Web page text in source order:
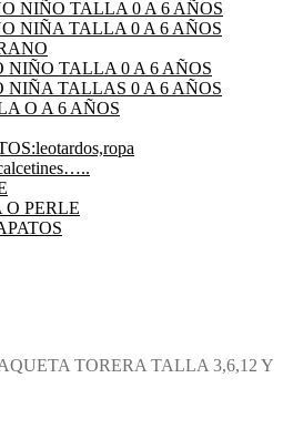
NIÑO TALLA 0 A 6 AÑOS
NIÑA TALLA 0 A 6 AÑOS
NIÑO TALLA 0 A 6 AÑOS
NIÑA TALLAS 0 A 6 AÑOS
O A 6 AÑOS
PERLE
TORERA TALLA 3,6,12 Y